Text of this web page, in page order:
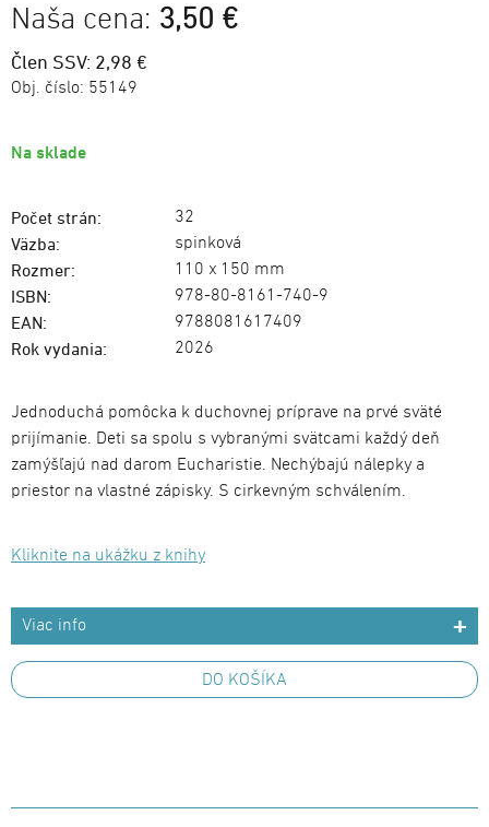
Naša cena: 3,50 €
Člen SSV: 2,98 €
Obj. číslo: 55149
Na sklade
Počet strán: 32
Väzba: spinková
Rozmer: 110 x 150 mm
ISBN: 978-80-8161-740-9
EAN: 9788081617409
Rok vydania: 2026
Jednoduchá pomôcka k duchovnej príprave na prvé sväté
prijímanie. Deti sa spolu s vybranými svätcami každý deň
zamýšľajú nad darom Eucharistie. Nechýbajú nálepky a
priestor na vlastné zápisky. S cirkevným schválením.
Kliknite na ukážku z knihy
Viac info
DO KOŠÍKA